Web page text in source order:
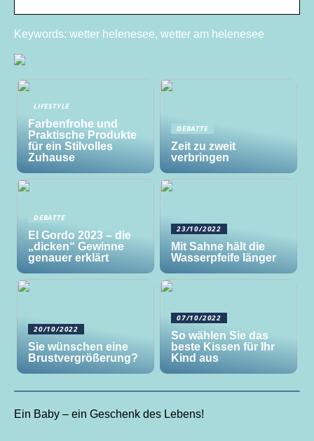
Keywords: wetter helenesee, wetter am helenesee
LIFESTYLE
Farbenfrohe und
Praktische Produkte
für ein Stilvolles
Zuhause
DEBATTE
Zeit zu zweit
verbringen
DEBATTE
El Gordo 2023 – die
„dicken“ Gewinne
genauer erklärt
23/10/2022
Mit Sahne hält die
Wasserpfeife länger
20/10/2022
Sie wünschen eine
Brustvergrößerung?
07/10/2022
So wählen Sie das
beste Kissen für Ihr
Kind aus
Ein Baby – ein Geschenk des Lebens!